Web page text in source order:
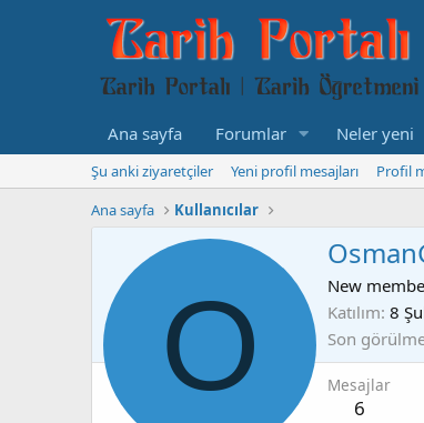
Ana sayfa Forumlar Neler yeni
Şu anki ziyaretçiler Yeni profil mesajları
Profil
Ana sayfa
Kullanıcılar
O New
Katılım 8
Son
Mesajlar
6